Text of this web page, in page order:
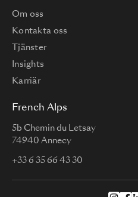
Om oss
Kontakta oss
Tjänster
Insights
Karriär
French Alps
5b Chemin du Letsay
74940 Annecy
+33 6 35 66 43 30